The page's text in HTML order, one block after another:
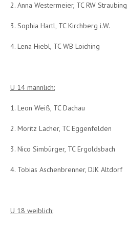
2. Anna Westermeier, TC RW Straubing
3. Sophia Hartl, TC Kirchberg i.W.
4. Lena Hiebl, TC WB Loiching
U 14 männlich:
1. Leon Weiß, TC Dachau
2. Moritz Lacher, TC Eggenfelden
3. Nico Simbürger, TC Ergoldsbach
4. Tobias Aschenbrenner, DJK Altdorf
U 18 weiblich: